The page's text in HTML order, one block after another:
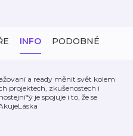
INFO PODOBNÉ
a ready měnit svět kolem
projektech, zkušenostech i
je spojuje i to, že se